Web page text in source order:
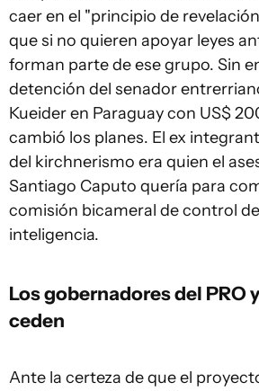
caer en el "principio de
que si no quieren apoyar leyes
forman parte de ese grupo. Sin
detención del senador
Kueider en Paraguay con US$
cambió los planes. El ex
del kirchnerismo era quien el
Santiago Caputo quería para
comisión bicameral de control
inteligencia.
Los gobernadores del PRO
ceden
Ante la certeza de que el